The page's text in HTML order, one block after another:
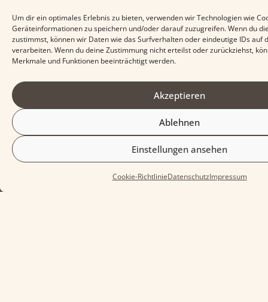
Um dir ein optimales Erlebnis zu bieten, verwenden wir Technologien wie
Geräteinformationen zu speichern und/oder darauf zuzugreifen. Wenn du
zustimmst, können wir Daten wie das Surfverhalten oder eindeutige IDs auf
verarbeiten. Wenn du deine Zustimmung nicht erteilst oder zurückziehst,
Merkmale und Funktionen beeinträchtigt werden.
Akzeptieren
Ablehnen
Einstellungen ansehen
Cookie-RichtlinieDatenschutzImpressum
Kontakt
Burgstraße,
Losenstein
wasistlos@burglosenstein.at
Rechtliches
Impressum
Datenschutz
Cookies